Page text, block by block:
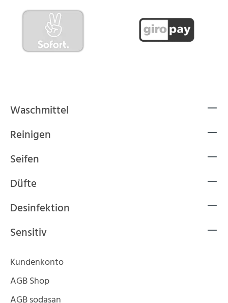
Waschmittel
Reinigen
Seifen
Düfte
Desinfektion
Sensitiv
Kundenkonto
AGB Shop